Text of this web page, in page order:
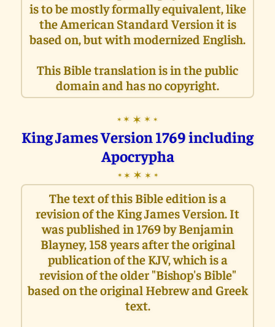
is to be mostly formally equivalent, like
the American Standard Version it is
based on, but with modernized English.
This Bible translation is in the public
domain and has no copyright.
✶ ✶ ✶ ✶ ✶
King James Version 1769 including
Apocrypha
✶ ✶ ✶ ✶ ✶
The text of this Bible edition is a
revision of the King James Version. It
was published in 1769 by Benjamin
Blayney, 158 years after the original
publication of the KJV, which is a
revision of the older "Bishop's Bible"
based on the original Hebrew and Greek
text.